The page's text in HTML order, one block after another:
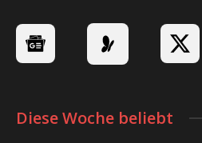
Diese Woche beliebt